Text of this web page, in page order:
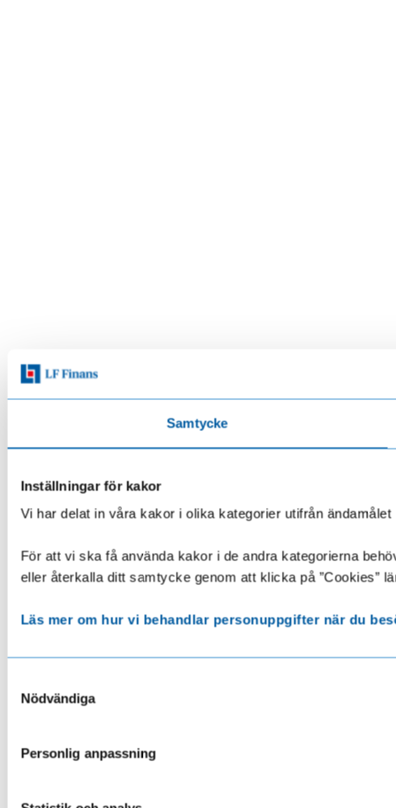
Samtycke
Inställningar för kakor
Vi har delat in våra kakor i olika kategorier utifrån
För att vi ska få använda kakor i de andra kategorierna
eller återkalla ditt samtycke genom att klicka på ”Cookies”
Läs mer om hur vi behandlar personuppgifter när du
Nödvändiga
Personlig anpassning